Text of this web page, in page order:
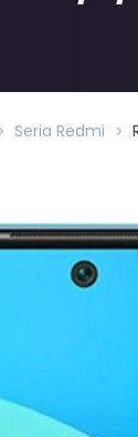
Seria Redmi